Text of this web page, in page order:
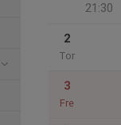
21:30
2
Tor
3
Fre